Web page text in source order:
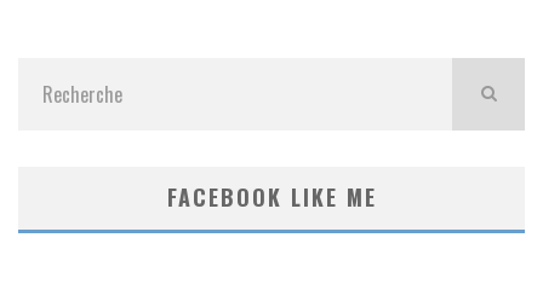
FACEBOOK LIKE ME